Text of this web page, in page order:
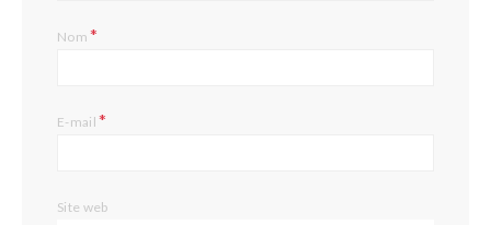
Nom*
E-mail*
Site web